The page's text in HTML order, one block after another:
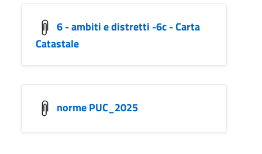
6 - ambiti e distretti -6c - Carta
Catastale
norme PUC_2025